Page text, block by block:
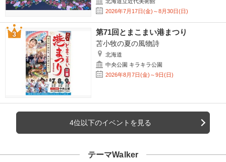
2026年7月17日(金)～8月30日(日)
第71回とまこまい港まつり
苫小牧の夏の風物詩
北海道
中央公園 キラキラ公園
2026年8月7日(金)～9日(日)
4位以下のイベントを見る
テーマWalker